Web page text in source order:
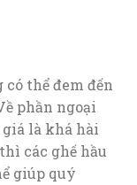
thể đem đến
phần ngoại
là khá hài
các ghế hầu
giúp quý